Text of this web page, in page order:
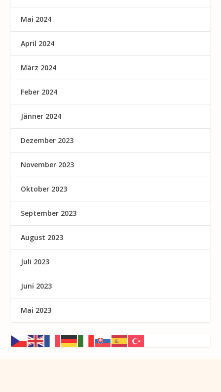
Mai 2024
April 2024
März 2024
Feber 2024
Jänner 2024
Dezember 2023
November 2023
Oktober 2023
September 2023
August 2023
Juli 2023
Juni 2023
Mai 2023